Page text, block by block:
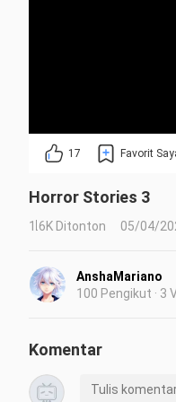
17 Favorit
Horror Stories 3
1.6K Ditonton 05/04/
AnshaMariano
100 Pengikut · 3
Komentar